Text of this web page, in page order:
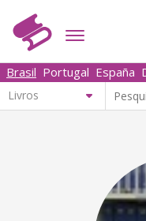
Brasil Portugal España